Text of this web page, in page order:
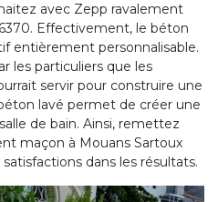
avec Zepp ravalement
Effectivement, le béton
entièrement personnalisable.
les particuliers que les
servir pour construire une
lavé permet de créer une
de bain. Ainsi, remettez
maçon à Mouans Sartoux
dans les résultats.